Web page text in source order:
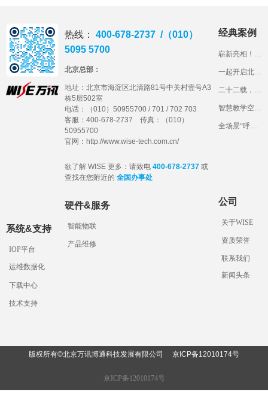
产品维修
智能物联
硬件&服务
资质荣誉
公司
关于WISE
联系我们
新闻头条
崭新亮相！北工商的智慧教室长什么样？
一起开启北京语言大学智慧教室“盲盒”
二十二载，石铁大见证万讯科技产品成长路
智慧教学空间建设，看山东交通学院“1234”妙招！
全场景“呼叫中心”，带您体验长安大学一体化综合管理平台
经典案例
热线： 400-678-2737 /（010）
5095 5700
北京总部：
地址： 北京市海淀区北清路81号中关村壹号A3
栋5层502室
电话：（010）50955700 / 701 / 702 703
客服：400-678-2737 传真：（010）
50955700
官网：http://www.wise-tech.com.cn/
欲了解 WISE 更多：请致电 400-678-2737 或
查找在您附近的 全国办事处
下载中心
系统&支持
运维数据化
IOP平台
技术支持
版权所有©北京万讯博通科技发展有限公司 京ICP备12010174号
京ICP备12010174号